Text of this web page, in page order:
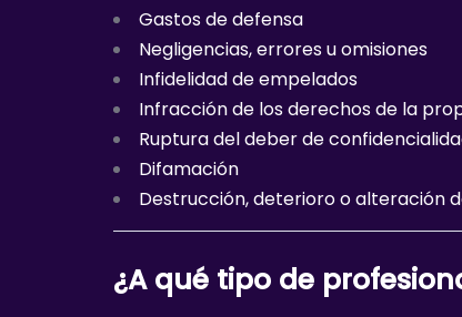
Gastos de defensa
Negligencias, errores u omisiones
Infidelidad de empelados
Infracción de los derechos de la
Ruptura del deber de
Difamación
Destrucción, deterioro o alteración
¿A qué tipo de